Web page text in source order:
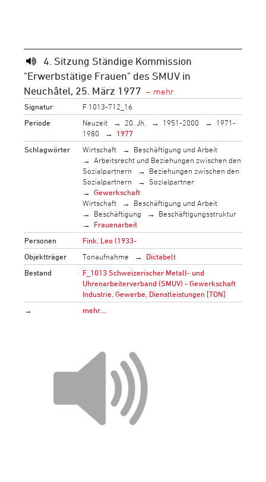
4. Sitzung Ständige Kommission
"Erwerbstätige Frauen" des SMUV in
Neuchâtel, 25. März 1977
Signatur
F 1013-712_16
Periode
Neuzeit 20. Jh. 1951-2000
1971-
1980
1977
Schlagwörter
Wirtschaft
Beschäftigung und Arbeit
Arbeitsrecht und Beziehungen zwischen den
Sozialpartnern
Beziehungen zwischen den
Sozialpartnern
Sozialpartner
Gewerkschaft
Wirtschaft
Beschäftigung und Arbeit
Beschäftigung
Beschäftigungsstruktur
Frauenarbeit
Personen
Fink, Leo (1933-
Objektträger
Tonaufnahme
Dictabelt
Bestand
F_1013 Schweizerischer Metall- und
Uhrenarbeiterverband (SMUV) - Gewerkschaft
Industrie, Gewerbe, Dienstleistungen [TON]
→
mehr…